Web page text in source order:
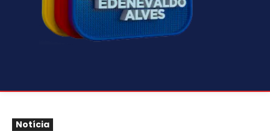
Notícia